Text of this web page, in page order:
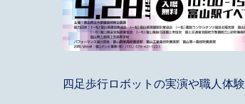
四足歩行ロボットの実演や職人体験